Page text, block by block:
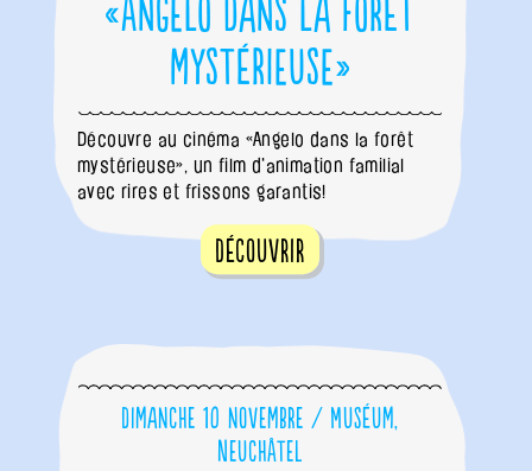
«Angelo dans la forêt
mystérieuse»
Découvre au cinéma «Angelo dans la forêt
mystérieuse», un film d'animation familial
avec rires et frissons garantis!
Découvrir
Dimanche 10 novembre / Muséum,
Neuchâtel